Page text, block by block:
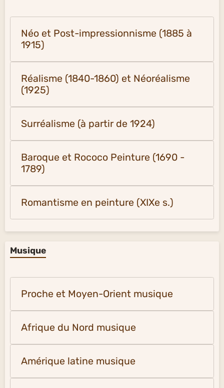
Néo et Post-impressionnisme (1885 à
1915)
Réalisme (1840-1860) et Néoréalisme
(1925)
Surréalisme (à partir de 1924)
Baroque et Rococo Peinture (1690 -
1789)
Romantisme en peinture (XIXe s.)
Musique
Proche et Moyen-Orient musique
Afrique du Nord musique
Amérique latine musique